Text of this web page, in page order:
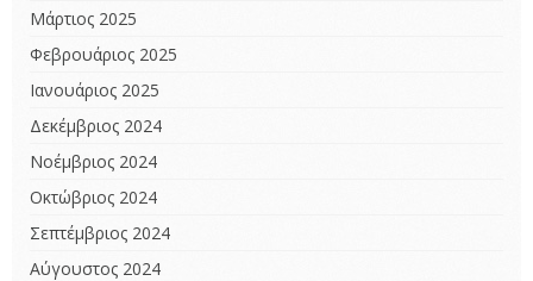
Μάρτιος 2025
Φεβρουάριος 2025
Ιανουάριος 2025
Δεκέμβριος 2024
Νοέμβριος 2024
Οκτώβριος 2024
Σεπτέμβριος 2024
Αύγουστος 2024